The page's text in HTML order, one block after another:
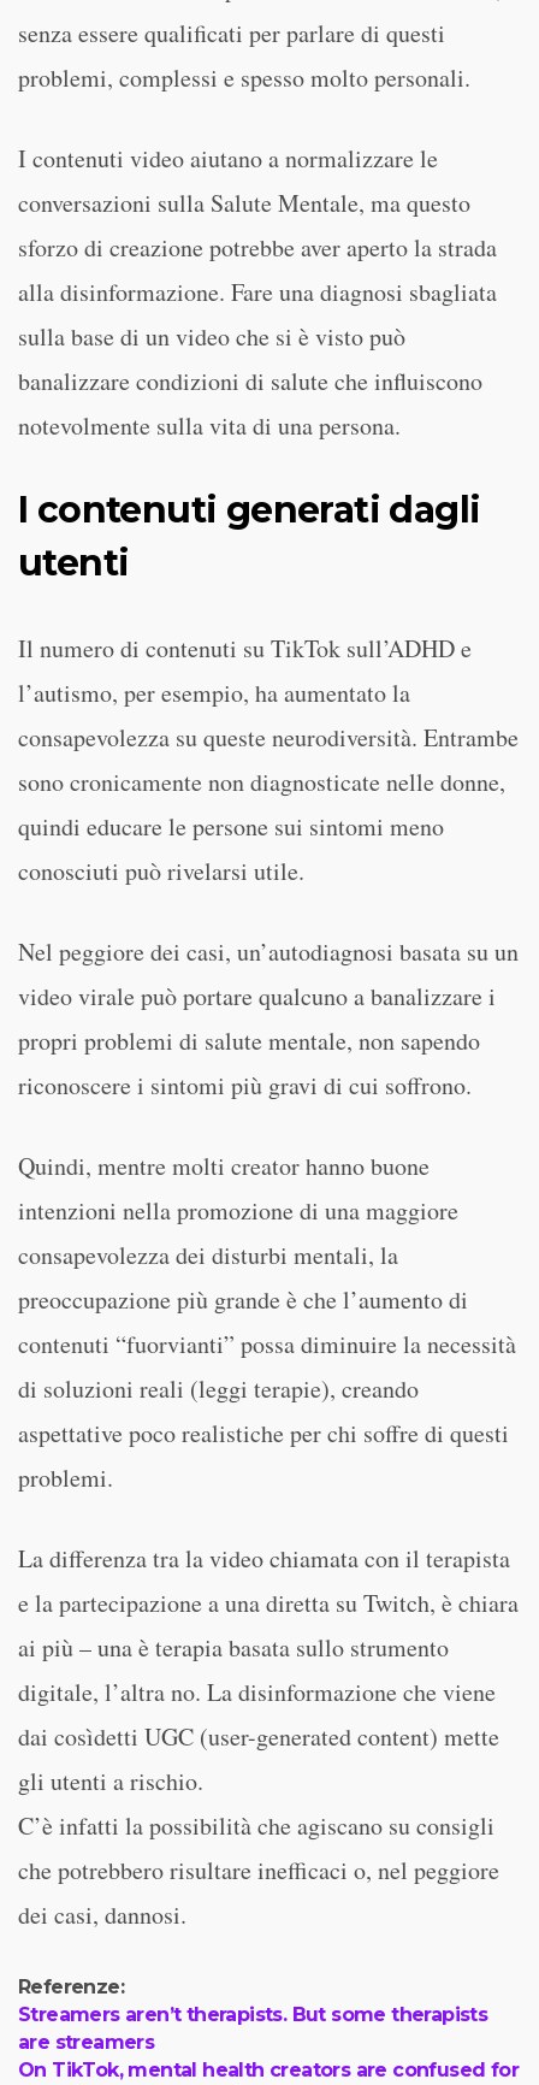
senza essere qualificati per parlare di questi
problemi, complessi e spesso molto personali.
I contenuti video aiutano a normalizzare le
conversazioni sulla Salute Mentale, ma questo
sforzo di creazione potrebbe aver aperto la strada
alla disinformazione. Fare una diagnosi sbagliata
sulla base di un video che si è visto può
banalizzare condizioni di salute che influiscono
notevolmente sulla vita di una persona.
I contenuti generati dagli
utenti
Il numero di contenuti su TikTok sull’ADHD e
l’autismo, per esempio, ha aumentato la
consapevolezza su queste neurodiversità. Entrambe
sono cronicamente non diagnosticate nelle donne,
quindi educare le persone sui sintomi meno
conosciuti può rivelarsi utile.
Nel peggiore dei casi, un’autodiagnosi basata su un
video virale può portare qualcuno a banalizzare i
propri problemi di salute mentale, non sapendo
riconoscere i sintomi più gravi di cui soffrono.
Quindi, mentre molti creator hanno buone
intenzioni nella promozione di una maggiore
consapevolezza dei disturbi mentali, la
preoccupazione più grande è che l’aumento di
contenuti “fuorvianti” possa diminuire la necessità
di soluzioni reali (leggi terapie), creando
aspettative poco realistiche per chi soffre di questi
problemi.
La differenza tra la video chiamata con il terapista
e la partecipazione a una diretta su Twitch, è chiara
ai più – una è terapia basata sullo strumento
digitale, l’altra no. La disinformazione che viene
dai cosìdetti UGC (user-generated content) mette
gli utenti a rischio.
C’è infatti la possibilità che agiscano su consigli
che potrebbero risultare inefficaci o, nel peggiore
dei casi, dannosi.
Referenze:
Streamers aren’t therapists. But some therapists
are streamers
On TikTok, mental health creators are confused for